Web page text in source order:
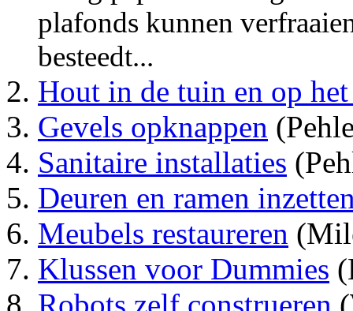
plafonds kunnen
besteedt...
Hout in de tuin en op het
Gevels opknappen
Sanitaire installaties
Deuren en ramen
Meubels restaureren
Klussen voor Dummies
Robots zelf construeren